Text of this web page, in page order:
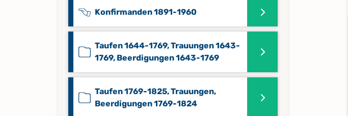
Konfirmanden 1891-1960
Taufen 1644-1769, Trauungen 1643-
1769, Beerdigungen 1643-1769
Taufen 1769-1825, Trauungen,
Beerdigungen 1769-1824